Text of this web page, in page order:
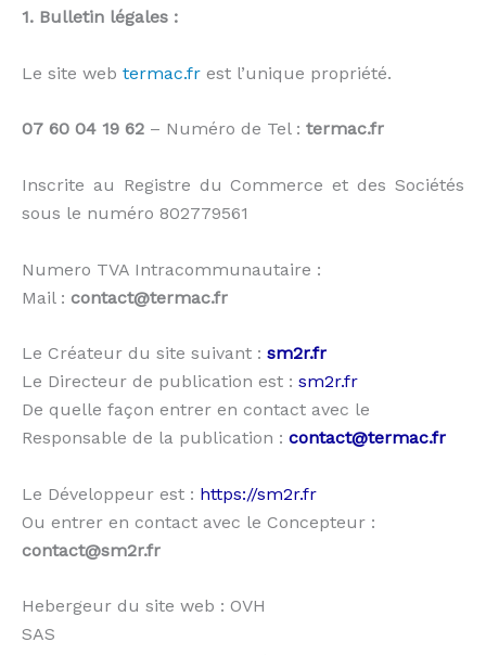
1. Bulletin légales :
Le site web termac.fr est l’unique propriété.
07 60 04 19 62 – Numéro de Tel : termac.fr
Inscrite au Registre du Commerce et des Sociétés
sous le numéro 802779561
Numero TVA Intracommunautaire :
Mail : contact@termac.fr
Le Créateur du site suivant : sm2r.fr
Le Directeur de publication est : sm2r.fr
De quelle façon entrer en contact avec le
Responsable de la publication : contact@termac.fr
Le Développeur est : https://sm2r.fr
Ou entrer en contact avec le Concepteur :
contact@sm2r.fr
Hebergeur du site web : OVH
SAS